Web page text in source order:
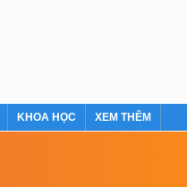
KHOA HỌC XEM THÊM